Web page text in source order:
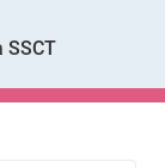
SSCT